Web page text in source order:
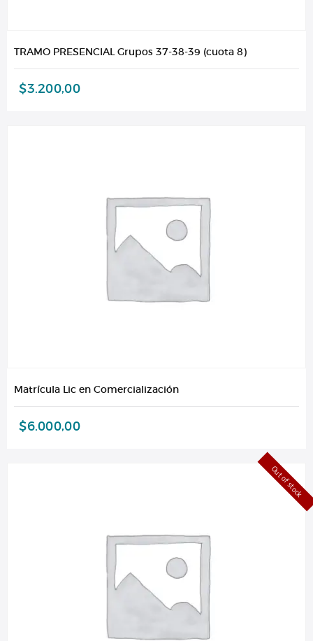
TRAMO PRESENCIAL Grupos 37-38-39 (cuota 8)
$3.200,00
Matrícula Lic en Comercialización
$6.000,00
Out of stock